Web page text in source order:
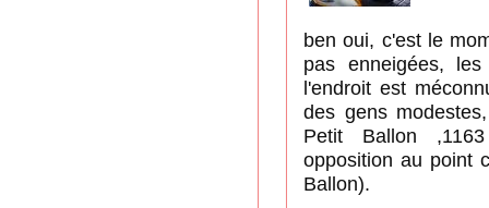
ben oui, c'est le
pas enneigées,
l'endroit est
des gens
Petit Ballon
opposition au point
Ballon).